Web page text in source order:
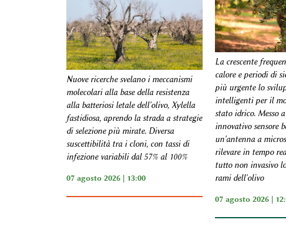
Nuove ricerche svelano i meccanismi
molecolari alla base della resistenza
alla batteriosi letale dell'olivo, Xylella
fastidiosa, aprendo la strada a strategie
di selezione più mirate. Diversa
suscettibilità tra i cloni, con tassi di
infezione variabili dal 57% al 100%
07 agosto 2026 | 13:00
La crescente
calore e periodi di
più urgente lo
intelligenti per il
stato idrico. Messo
innovativo sensore
un'antenna a
rilevare in tempo
tutto non invasivo
rami dell'olivo
07 agosto 2026 |